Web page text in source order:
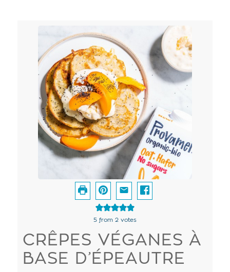
5from 2votes
CRÊPES VÉGANES À
BASE D’ÉPEAUTRE